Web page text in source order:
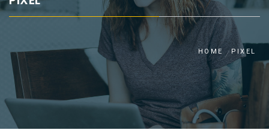
HOME PIXEL